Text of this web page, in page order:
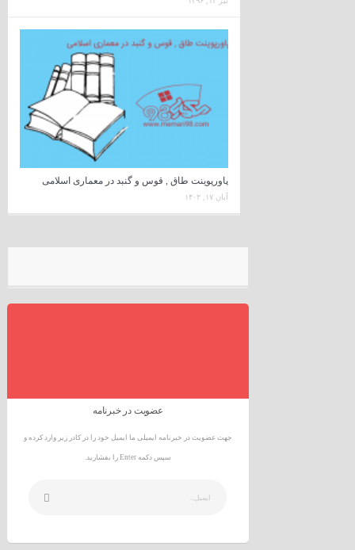
پاورپوینت طاق , قوس و گنبد در معماری اسلامی
آبان ۱۷, ۱۴۰۲
عضویت در خبرنامه
جهت عضویت در خبرنامه ایمیلی ما ایمیل خود را در کادر زیر وارد کرده و
سپس دکمه Enter را بفشارید.